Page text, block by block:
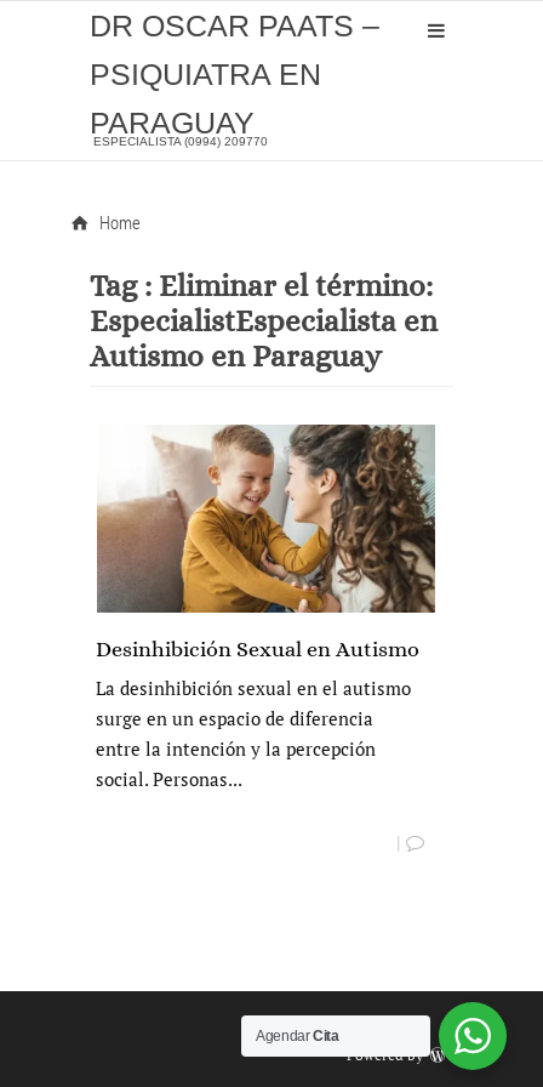
DR OSCAR PAATS –
PSIQUIATRA EN
PARAGUAY
ESPECIALISTA (0994) 209770
Home
Tag : Eliminar el término:
EspecialistEspecialista en
Autismo en Paraguay
Desinhibición Sexual en Autismo
La desinhibición sexual en el autismo
surge en un espacio de diferencia
entre la intención y la percepción
social. Personas...
|
AgendarCita
Powered by